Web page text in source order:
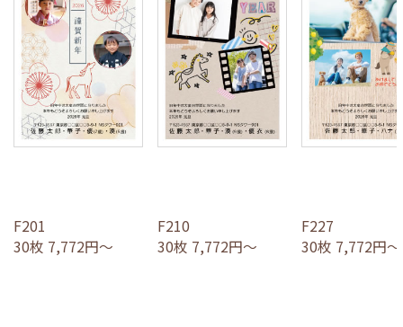
F201
30枚 7,772円～
F210
30枚 7,772円～
F227
30枚 7,772円～